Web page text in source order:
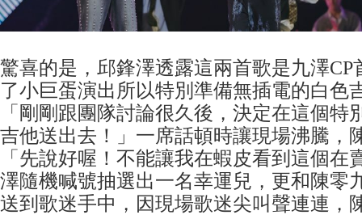
驚喜的是，邱鋒澤透露這兩首歌是九澤CP
了小巨蛋演出所以特別準備無插電的白色
「剛剛跟團隊討論很久後，決定在這個特
吉他送出去！」一席話頓時讓現場沸騰，
「先說好喔！不能讓我在蝦皮看到這個在
澤隨機喊號抽選出一名幸運兒，更和陳零
送到歌迷手中，因現場歌迷尖叫聲連連，